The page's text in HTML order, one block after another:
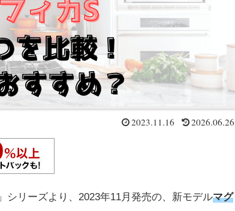
2023.11.16 2026.06.26
」シリーズより、2023年11月発売の、新モデルマグ